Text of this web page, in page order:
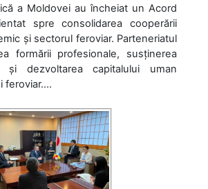
a Moldovei au încheiat un Acord
spre consolidarea cooperării
și sectorul feroviar. Parteneriatul
formării profesionale, susținerea
și dezvoltarea capitalului uman
feroviar....